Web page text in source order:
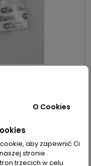
1.6 D / HDI / TDCI
pasujący do pojazdu :
| Mini | Peugeot |
| HDI | TDCI MOC:
| 109KM/80kW |
84kW
717-358-575
O Cookies
aby zapewnić Ci
stronie .
trzecich w celu